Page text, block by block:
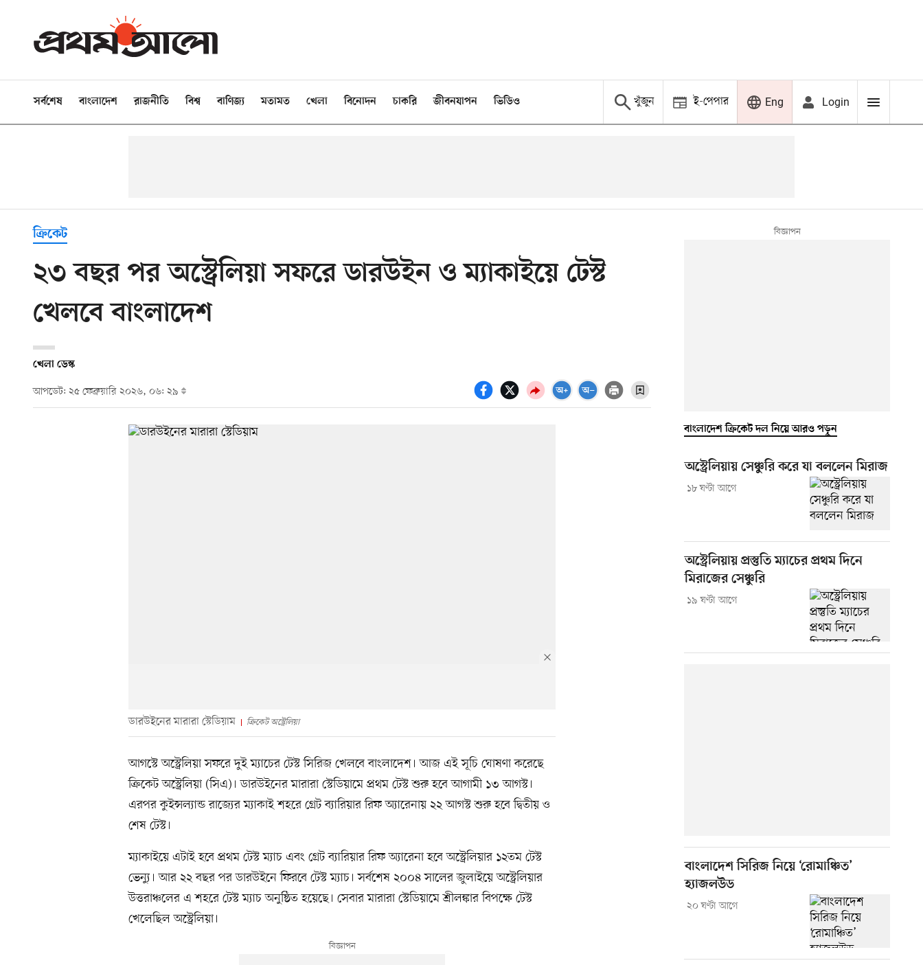
সর্বশেষ বাংলাদেশ রাজনীতি বিশ্ব বাণিজ্য মতামত খেলা বিনোদন চাকরি জীবনযাপন ভিডিও খুঁজুন ই-পেপার Eng Login
ক্রিকেট
২৩ বছর পর অস্ট্রেলিয়া সফরে ডারউইন ও ম্যাকাইয়ে টেস্ট
খেলবে বাংলাদেশ
খেলা ডেস্ক
আপডেট: ২৫ ফেব্রুয়ারি ২০২৬, ০৬: ২৯
ডারউইনের মারারা স্টেডিয়াম ক্রিকেট অস্ট্রেলিয়া
আগস্টে অস্ট্রেলিয়া সফরে দুই ম্যাচের টেস্ট সিরিজ খেলবে বাংলাদেশ। আজ এই সূচি ঘোষণা করেছে
ক্রিকেট অস্ট্রেলিয়া (সিএ)। ডারউইনের মারারা স্টেডিয়ামে প্রথম টেস্ট শুরু হবে আগামী ১৩ আগস্ট।
এরপর কুইন্সল্যান্ড রাজ্যের ম্যাকাই শহরে গ্রেট ব্যারিয়ার রিফ অ্যারেনায় ২২ আগস্ট শুরু হবে দ্বিতীয় ও
শেষ টেস্ট।
ম্যাকাইয়ে এটাই হবে প্রথম টেস্ট ম্যাচ এবং গ্রেট ব্যারিয়ার রিফ অ্যারেনা হবে অস্ট্রেলিয়ার ১২তম টেস্ট
ভেন্যু। আর ২২ বছর পর ডারউইনে ফিরবে টেস্ট ম্যাচ। সর্বশেষ ২০০৪ সালের জুলাইয়ে অস্ট্রেলিয়ার
উত্তরাঞ্চলের এ শহরে টেস্ট ম্যাচ অনুষ্ঠিত হয়েছে। সেবার মারারা স্টেডিয়ামে শ্রীলঙ্কার বিপক্ষে টেস্ট
খেলেছিল অস্ট্রেলিয়া।
বাংলাদেশ ক্রিকেট দল নিয়ে আরও পড়ুন
অস্ট্রেলিয়ায় সেঞ্চুরি করে যা বললেন মিরাজ
১৮ ঘণ্টা আগে
অস্ট্রেলিয়ায় প্রস্তুতি ম্যাচের প্রথম দিনে
মিরাজের সেঞ্চুরি
১৯ ঘণ্টা আগে
বাংলাদেশ সিরিজ নিয়ে ‘রোমাঞ্চিত’
হ্যাজলউড
২০ ঘণ্টা আগে